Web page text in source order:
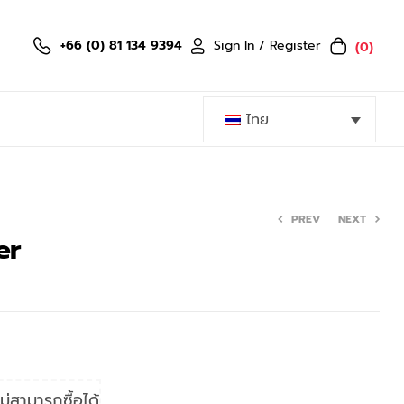
+66 (0) 81 134 9394 Sign In / Register (0)
ไทย
PREV NEXT